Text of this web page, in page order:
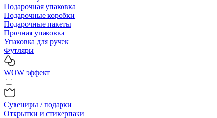
Подарочная упаковка
Подарочные коробки
Подарочные пакеты
Прочная упаковка
Упаковка для ручек
Футляры
WOW эффект
Сувениры / подарки
Открытки и стикерпаки